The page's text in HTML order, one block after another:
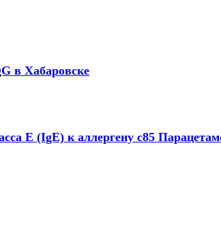
в Хабаровске
E (IgE) к аллергену с85